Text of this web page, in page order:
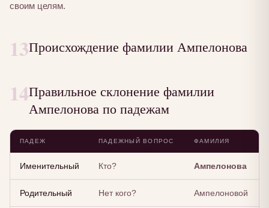
своим целям.
13Происхождение фамилии Ампелонова
14Правильное склонение фамилии
Ампелонова по падежам
ПАДЕЖ ПАДЕЖНЫЙ ВОПРОС ФАМИЛИЯ
Именительный Кто? Ампелонова
Родительный Нет кого? Ампелоновой